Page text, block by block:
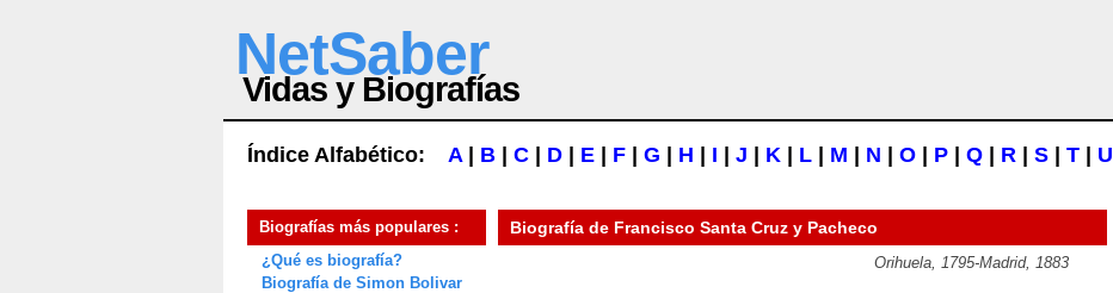
NetSaber
Vidas y Biografías
Índice Alfabético: A| B C D E F G H I J K L M N O P Q R S T U
Biografías más populares :
¿Qué es biografía?
Biografía de Simon Bolivar
Biografía de Francisco Santa Cruz y Pacheco
Orihuela, 1795-Madrid, 1883